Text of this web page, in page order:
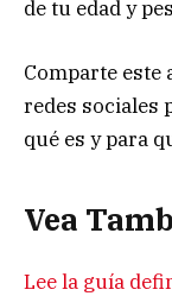
de tu edad y
Comparte
redes sociales
qué es y para
Vea
Lee la guía